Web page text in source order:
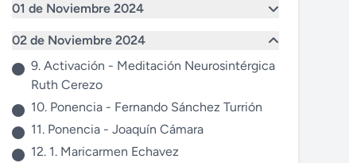
01 de Noviembre 2024
02 de Noviembre 2024
9. Activación - Meditación Neurosintérgica
Ruth Cerezo
10. Ponencia - Fernando Sánchez Turrión
11. Ponencia - Joaquín Cámara
12. 1. Maricarmen Echavez